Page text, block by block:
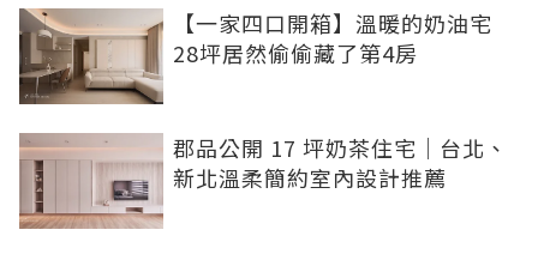
【一家四口開箱】溫暖的奶油宅
28坪居然偷偷藏了第4房
郡品公開 17 坪奶茶住宅｜台北、
新北溫柔簡約室內設計推薦